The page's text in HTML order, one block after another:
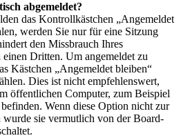
abgemeldet?
das Kontrollkästchen „Angemeldet
werden Sie nur für eine Sitzung
den Missbrauch Ihres
Dritten. Um angemeldet zu
Kästchen „Angemeldet bleiben“
Dies ist nicht empfehlenswert,
öffentlichen Computer, zum Beispiel
Wenn diese Option nicht zur
wurde sie vermutlich von der Board-